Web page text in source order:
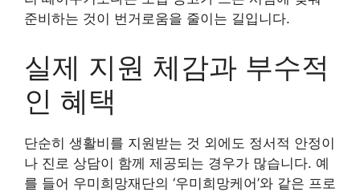
준비하는 것이 번거로움을 줄이는 길입니다.
실제 지원 체감과 부수적
인 혜택
단순히 생활비를 지원받는 것 외에도 정서적 안정이
나 진로 상담이 함께 제공되는 경우가 많습니다. 예
를 들어 우미희망재단의 ‘우미희망케어’와 같은 프로